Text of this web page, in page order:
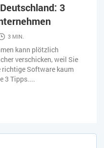
LOHN
& FÜHRUNG
MARKETING
3
3 MIN.
kann plötzlich
verschicken, weil Sie
richtige Software kaum
3 Tipps....